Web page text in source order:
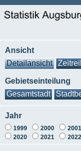
Ansicht
Detailansicht
Gebietseinteilung
Gesamtstadt
Jahr
1999 2000 2001
2020
2021 2022